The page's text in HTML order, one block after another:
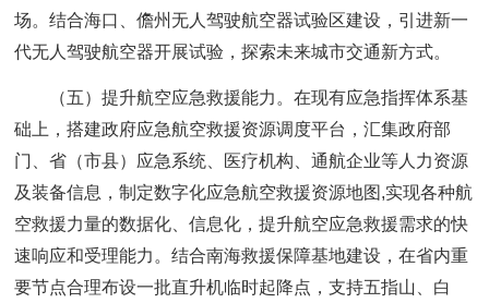
场。结合海口、儋州无人驾驶航空器试验区建设，引进新一
代无人驾驶航空器开展试验，探索未来城市交通新方式。
（五）提升航空应急救援能力。在现有应急指挥体系基
础上，搭建政府应急航空救援资源调度平台，汇集政府部
门、省（市县）应急系统、医疗机构、通航企业等人力资源
及装备信息，制定数字化应急航空救援资源地图,实现各种航
空救援力量的数据化、信息化，提升航空应急救援需求的快
速响应和受理能力。结合南海救援保障基地建设，在省内重
要节点合理布设一批直升机临时起降点，支持五指山、白